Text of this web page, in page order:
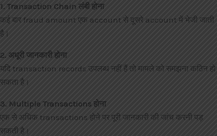
1. Transaction Chain लंबी होना
कई बार fraud amount एक account से दूसरे account में भेजी जाती
है।
2. अधूरी जानकारी होना
यदि transaction records उपलब्ध नहीं हैं तो मामले को समझना कठिन हो
सकता है।
3. Multiple Transactions होना
एक से अधिक transactions होने पर पूरी जानकारी की जांच करनी पड़
सकती है।